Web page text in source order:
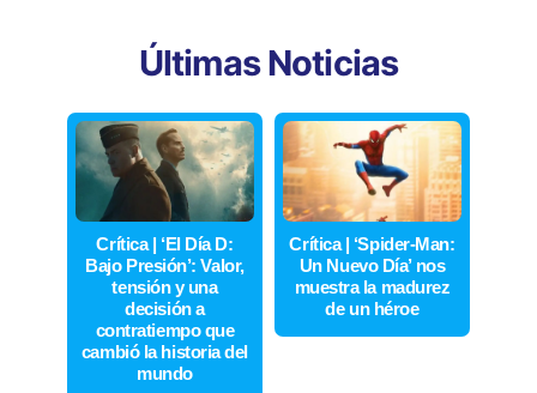
Últimas Noticias
Crítica | ‘El Día D:
Bajo Presión’: Valor,
tensión y una
decisión a
contratiempo que
cambió la historia del
mundo
Crítica | ‘Spider-Man:
Un Nuevo Día’ nos
muestra la madurez
de un héroe